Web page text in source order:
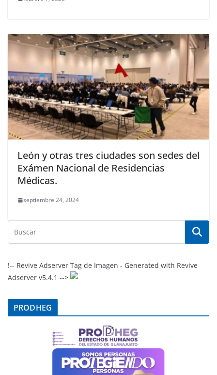
León y otras tres ciudades son sedes del
Exámen Nacional de Residencias
Médicas.
septiembre 24, 2024
!-- Revive Adserver Tag de Imagen - Generated with Revive
Adserver v5.4.1 -->
PRODHEG